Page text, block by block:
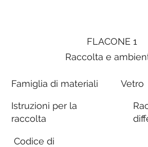
FLACONE 1
Raccolta e
Famiglia di materiali
Istruzioni per la
raccolta
Codice di
Vetro